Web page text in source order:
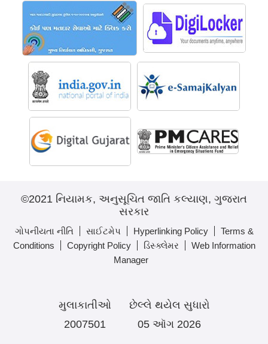
©2021 નિયામક, અનુસૂચિત જાતિ કલ્યાણ, ગુજરાત
સરકાર
ગોપનીયતા નીતિ સાઈટમેપ Hyperlinking Policy
Terms &
Conditions
Copyright Policy ડિસ્ક્લેમર
Web Information
Manager
મુલાકાતીઓ
2007501
છેલ્લે થયેલ સુધારો
05 ઑગ 2026